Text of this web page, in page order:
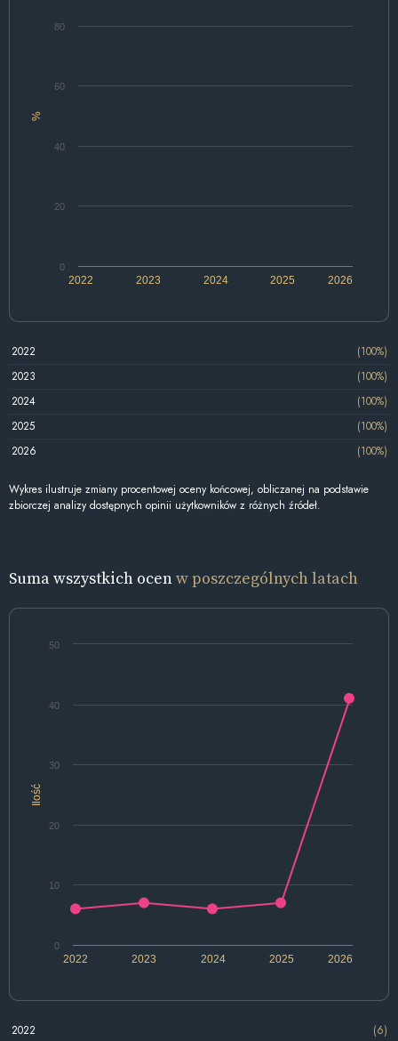
%
2022 2024 2026
2023 2025
0
20
40
60
80
2022
(100%)
2023
(100%)
2024
(100%)
2025
(100%)
2026
(100%)
Wykres ilustruje zmiany procentowej oceny końcowej, obliczanej na podstawie
zbiorczej analizy dostępnych opinii użytkowników z różnych źródeł.
Suma wszystkich ocenw poszczególnych latach
Ilość
2022 2024 2026
2023 2025
0
10
20
30
40
50
2022
(6)